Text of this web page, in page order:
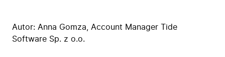
Autor: Anna Gomza , Account Manager Tide
Software Sp. z o.o.